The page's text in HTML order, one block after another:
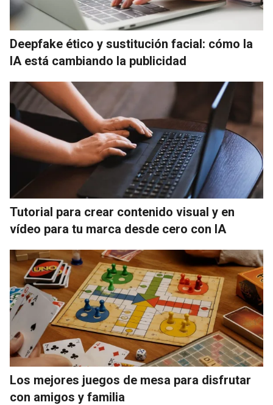
Deepfake ético y sustitución facial: cómo la
IA está cambiando la publicidad
Tutorial para crear contenido visual y en
vídeo para tu marca desde cero con IA
Los mejores juegos de mesa para disfrutar
con amigos y familia